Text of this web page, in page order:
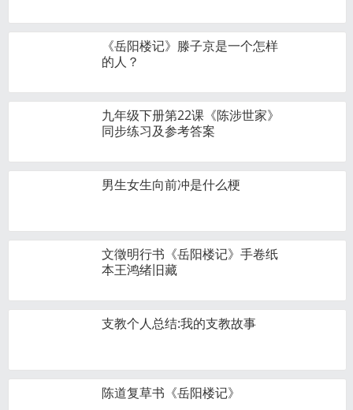
《岳阳楼记》滕子京是一个怎样
的人？
九年级下册第22课《陈涉世家》
同步练习及参考答案
男生女生向前冲是什么梗
文徵明行书《岳阳楼记》手卷纸
本王鸿绪旧藏
支教个人总结:我的支教故事
陈道复草书《岳阳楼记》